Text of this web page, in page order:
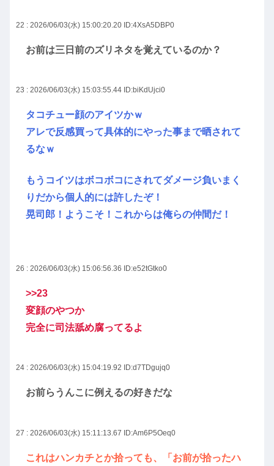
22 : 2026/06/03(水) 15:00:20.20 ID:4XsA5DBP0
お前は三日前のズリネタを覚えているのか？
23 : 2026/06/03(水) 15:03:55.44 ID:biKdUjci0
タコチュー顔のアイツかｗ
アレで反感買って具体的にやった事まで晒されて
るなｗ
もうコイツはボコボコにされてダメージ負いまく
りだから個人的には許したぞ！
晃司郎！ようこそ！これからは俺らの仲間だ！
26 : 2026/06/03(水) 15:06:56.36 ID:e52tGtko0
>>23
変顔のやつか
完全に司法舐め腐ってるよ
24 : 2026/06/03(水) 15:04:19.92 ID:d7TDgujq0
お前らうんこに例えるの好きだな
27 : 2026/06/03(水) 15:11:13.67 ID:Am6P5Oeq0
これはハンカチとか拾っても、「お前が拾ったハ